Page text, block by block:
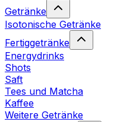
Getränke
Isotonische Getränke
Fertiggetränke
Energydrinks
Shots
Saft
Tees und Matcha
Kaffee
Weitere Getränke